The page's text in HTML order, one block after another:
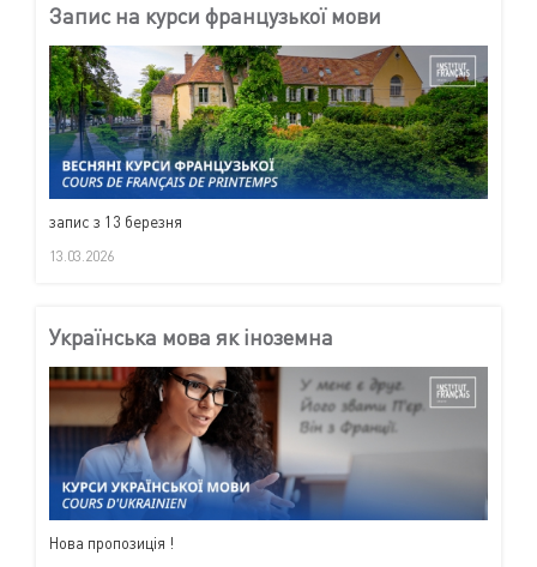
Запис на курси французької мови
запис з 13 березня
13.03.2026
Українська мова як іноземна
Нова пропозиція !